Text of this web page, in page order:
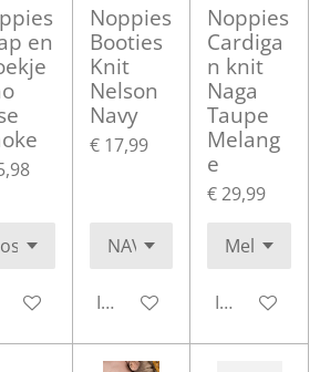
en
Noppies
Booties
Knit
Nelson
Navy
€ 17,99
In winkelwagen
Noppies
Cardiga
n knit
Naga
Taupe
Melang
e
€ 29,99
In